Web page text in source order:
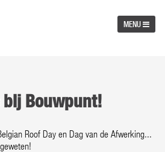
MENU
bij Bouwpunt!
Roof Day en Dag van de Afwerking...